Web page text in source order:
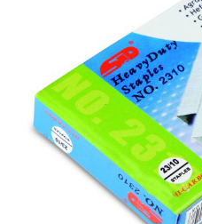
Plicuri personalizate
Plicuri
Tipizate
Tipizate autocopiative
Tipizate autocopiative
personalizate
Tipizate offset personalizate